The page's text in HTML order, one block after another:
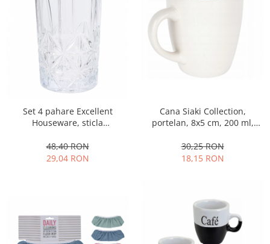
Ramekin
Tavi si forme prajituri
Aparate prajituri
Facalete
Forme briose
Lumanari tort
prajituri
Portionatoare si feliatoare
Posuri si duiuri
Raclete patiserie
Ustensile antiaderente
Ustensile de masura
Set 4 pahare Excellent
Houseware, sticla
ml, transparent
48,40 RON
29,04 RON
Cana Siaki Collection,
portelan, 8x5 cm, 200 ml,
30,25 RON
18,15 RON